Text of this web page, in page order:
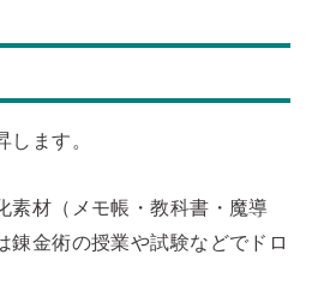
ます。
素材（メモ帳・教科書・魔導
錬金術の授業や試験などでドロ